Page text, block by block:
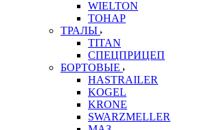
WIELTON
ТОНАР
ТРАЛЫ
TITAN
СПЕЦПРИЦЕП
БОРТОВЫЕ
HASTRAILER
KOGEL
KRONE
SWARZMELLER